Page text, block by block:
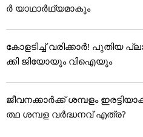
ര്‍ യാഥാര്‍ഥ്യമാകും
കോളടിച്ച് വരിക്കാർ! പുതിയ
ക്കി ജിയോയും വിഐയും
ജീവനക്കാർക്ക് ശമ്പളം
ത്ഥ ശമ്പള വർദ്ധനവ് എത്ര?